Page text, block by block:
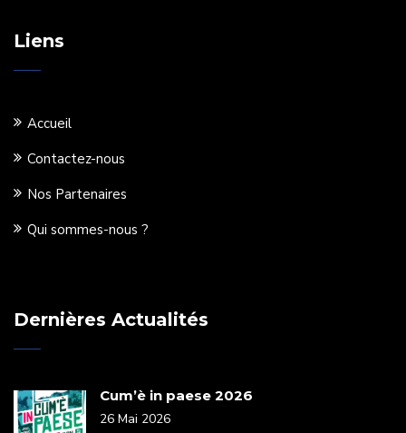
Liens
Accueil
Contactez-nous
Nos Partenaires
Qui sommes-nous ?
Dernières Actualités
Cum’è in paese 2026
26 Mai 2026